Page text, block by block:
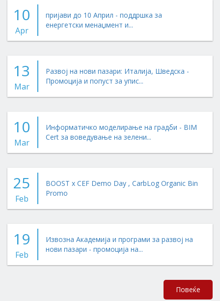
10
Apr
пријави до 10 Април - поддршка за
енергетски менаџмент и...
13
Mar
Развој на нови пазари: Италија, Шведска -
Промоција и попуст за упис...
10
Mar
Информатичко моделирање на градби - BIM
Cert за воведување на зелени...
25
Feb
BOOST x CEF Demo Day , CarbLog Organic Bin
Promo
19
Feb
Извозна Академија и програми за развој на
нови пазари - промоција на...
Повеќе